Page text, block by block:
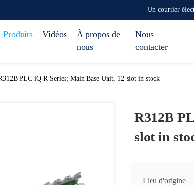
Un courrier
Produits Vidéos
À propos de
nous
Nous
contacter
PLC iQ-R Series; Main Base Unit, 12-slot in stock
R312B
slot in
Lieu d'origine